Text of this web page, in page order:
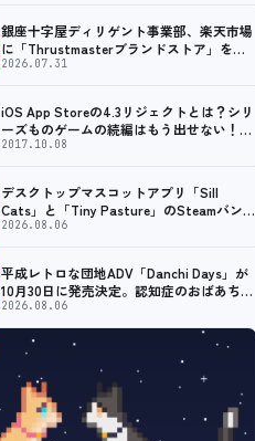
銀座十字屋ディリゲント事業部、楽天市場
に「Thrustmasterブランドストア」をオ
ープン。記念キャンペーンでポイントアッ
2026.07.31
iOS App Storeの4.3リジェクトとは？シリ
ーズものゲームの続編はもう出せない！？
脱出ゲームで相次ぐリジェクト
2017.10.08
デスクトップマスコットアプリ「Sill
Cats」と「Tiny Pasture」のSteamバンド
ルセットが販売開始。通常価格より10%割
2026.08.06
平成レトロな団地ADV「Danchi Days」が
10月30日に発売決定。認知症のおばあちゃ
んのために夏祭り復活を目指す
2026.08.06